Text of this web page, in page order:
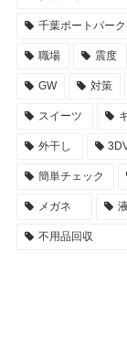
千葉ポートパーク
職場 震度
GW 対策
スイーツ
外干し
簡単チェック
メガネ
不用品回収